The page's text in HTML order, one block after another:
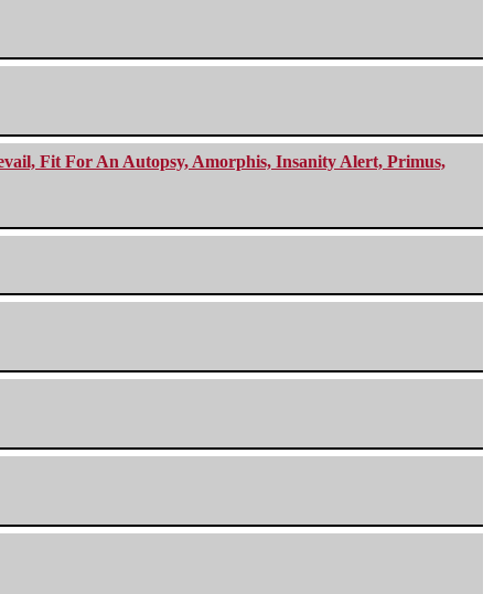
Fit For An Autopsy, Amorphis, Insanity Alert, Primus,